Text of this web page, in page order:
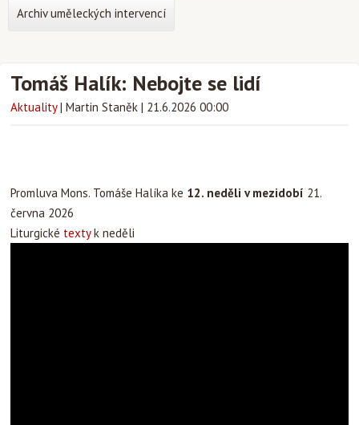
Tomáš Halík: Nebojte se lidí
Aktuality | Martin Staněk | 21.6.2026 00:00
Promluva Mons. Tomáše Halíka ke 12. neděli v mezidobí 21.
června 2026
Liturgické textyk neděli
Archiv uměleckých intervencí